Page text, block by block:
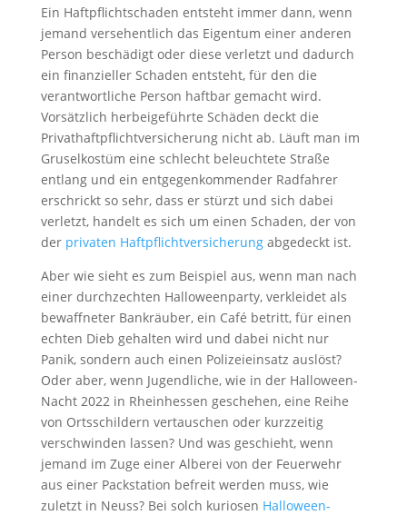
Ein Haftpflichtschaden entsteht immer dann, wenn
jemand versehentlich das Eigentum einer anderen
Person beschädigt oder diese verletzt und dadurch
ein finanzieller Schaden entsteht, für den die
verantwortliche Person haftbar gemacht wird.
Vorsätzlich herbeigeführte Schäden deckt die
Privathaftpflichtversicherung nicht ab. Läuft man im
Gruselkostüm eine schlecht beleuchtete Straße
entlang und ein entgegenkommender Radfahrer
erschrickt so sehr, dass er stürzt und sich dabei
verletzt, handelt es sich um einen Schaden, der von
der privaten Haftpflichtversicherungabgedeckt ist.
Aber wie sieht es zum Beispiel aus, wenn man nach
einer durchzechten Halloweenparty, verkleidet als
bewaffneter Bankräuber, ein Café betritt, für einen
echten Dieb gehalten wird und dabei nicht nur
Panik, sondern auch einen Polizeieinsatz auslöst?
Oder aber, wenn Jugendliche, wie in der Halloween-
Nacht 2022 in Rheinhessen geschehen, eine Reihe
von Ortsschildern vertauschen oder kurzzeitig
verschwinden lassen? Und was geschieht, wenn
jemand im Zuge einer Alberei von der Feuerwehr
aus einer Packstation befreit werden muss, wie
zuletzt in Neuss? Bei solch kuriosen Halloween-